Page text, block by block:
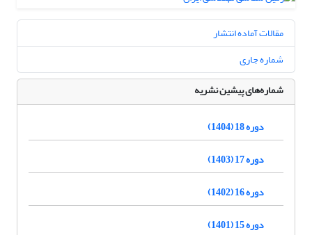
مقالات آماده انتشار
شماره جاری
شماره‌های پیشین نشریه
دوره 18 (1404)
دوره 17 (1403)
دوره 16 (1402)
دوره 15 (1401)